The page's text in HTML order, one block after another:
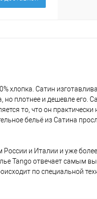
хлопка. Сатин
плотнее и дешевле его.
то, что он практически
бельё из Сатина
и Италии и уже
Tango отвечает самым
по специальной